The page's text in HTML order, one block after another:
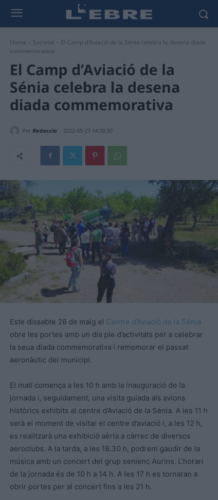
Home Societat
El Camp d’Aviació de la Sénia celebra la desena diada
commemorativa
El Camp d’Aviació de la
Sénia celebra la desena
diada commemorativa
Per Redaccio 2022-05-27 14:30:30
Este dissabte 28 de maig el Centre d’Aviació de la Sénia
obre les portes amb un dia ple d’activitats per a celebrar
la seua diada commemorativa i rememorar el passat
aeronàutic del municipi.
El matí comença a les 10 h amb la inauguració de la
jornada i, seguidament, una visita guiada als avions
històrics exhibits al centre d’Aviació de la Sénia. A les 11 h
serà el moment de visitar el centre d’aviació i, a les 12 h,
es realitzarà una exhibició aèria a càrrec de diversos
aeroclubs. A la tarda, a les 18.30 h, podrem gaudir de la
música amb un concert del grup senienc Aurins. L’horari
de la jornada és de 10 h a 14 h. A les 17 h es tornaran a
obrir portes per al concert fins a les 21 h.